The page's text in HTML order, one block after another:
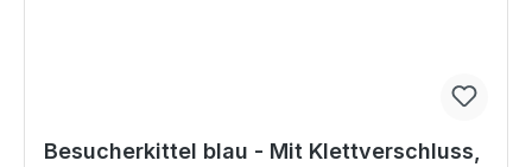
Besucherkittel blau - Mit Klettverschluss,